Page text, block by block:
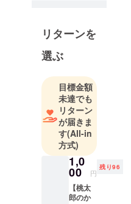
絵等）や、
工夫を凝ら
したからく
洞窟探検
「鬼ヶ島」
などの体感
型アトラク
ションも備
えた博物
館、テーマ
パークにな
ります！
リターンを
選ぶ
目標金額
未達でも
リターン
が届きま
す(All-in
方式)
1,0
00 円
残り96
【桃太
郎のか